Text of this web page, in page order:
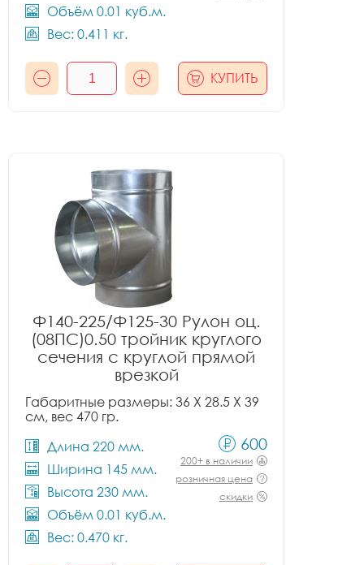
Объём 0.01 куб.м.
Вес: 0.411 кг.
КУПИТЬ
Ф140-225/Ф125-30 Рулон оц.
(08ПС)0.50 тройник круглого
сечения с круглой прямой
врезкой
Габаритные размеры: 36 X 28.5 X 39
см, вес 470 гр.
Длина 220 мм.
Ширина 145 мм.
Высота 230 мм.
Объём 0.01 куб.м.
Вес: 0.470 кг.
600
200+ в наличии
розничная цена
скидки